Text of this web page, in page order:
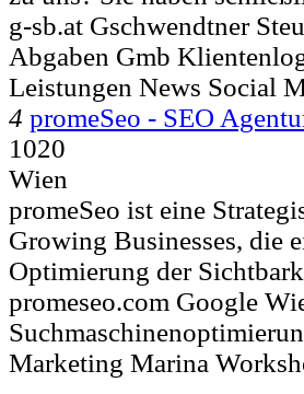
g-sb.at Gschwendtner
Abgaben Gmb
Leistungen News Social
4 promeSeo - SEO
1020
Wien
promeSeo ist eine
Growing Businesses, die
Optimierung der
promeseo.com Google
Marketing Marina